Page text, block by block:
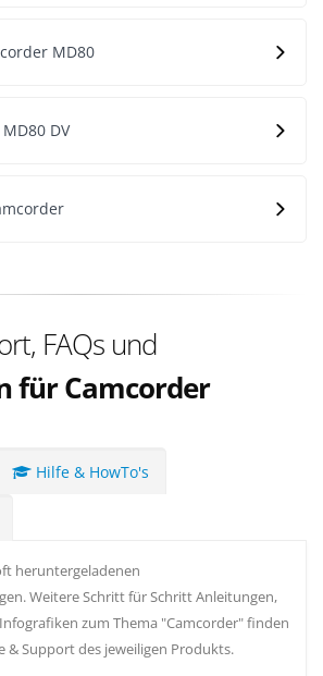
MD80
DV
FAQs und
für Camcorder
Hilfe & HowTo's
heruntergeladenen
Weitere Schritt für Schritt Anleitungen,
zum Thema "Camcorder" finden
& Support des jeweiligen Produkts.